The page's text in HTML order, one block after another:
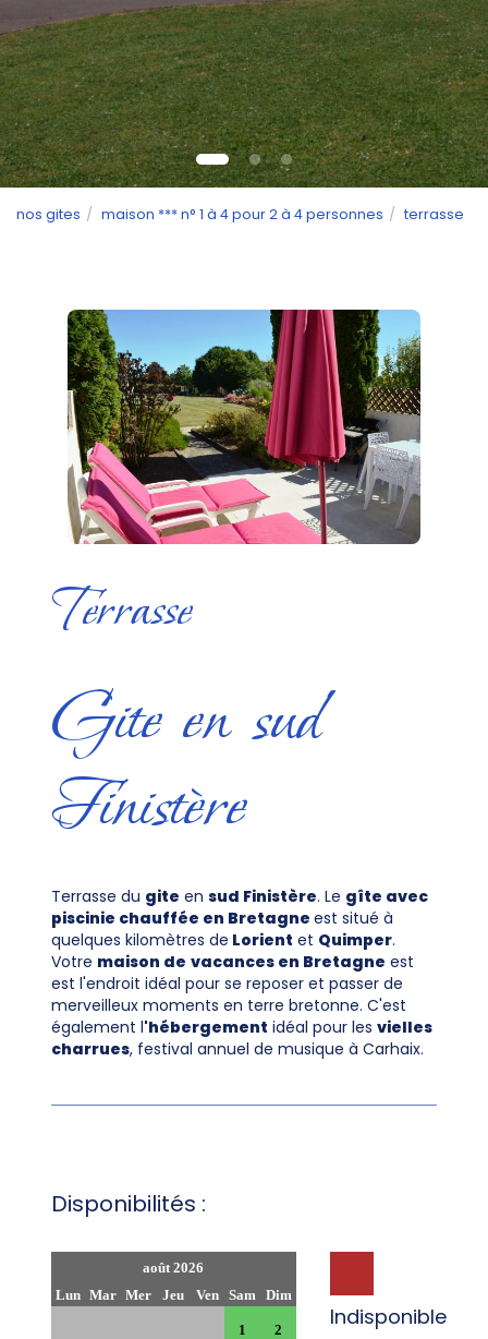
nos gites maison *** n° 1 à 4 pour 2 à 4 personnes terrasse
Terrasse
Gite en sud
Finistère
Terrasse du gite ensud Finistère. Le gîte avec
piscinie chauffée en Bretagneest situé à
quelques kilomètres de Lorient et Quimper.
Votre maison de vacances en Bretagne est
est l'endroit idéal pour se reposer et passer de
merveilleux moments en terre bretonne. C'est
également l'hébergement idéal pour lesvielles
charrues, festival annuel de musique à Carhaix.
Disponibilités :
août 2026
Lun Mar Mer Jeu Ven Sam Dim
1 2 Indisponible